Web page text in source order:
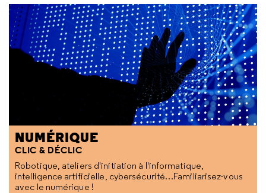
NUMÉRIQUE
CLIC & DÉCLIC
Robotique, ateliers d'initiation à l'informatique,
intelligence artificielle, cybersécurité…Familiarisez-vous
avec le numérique !